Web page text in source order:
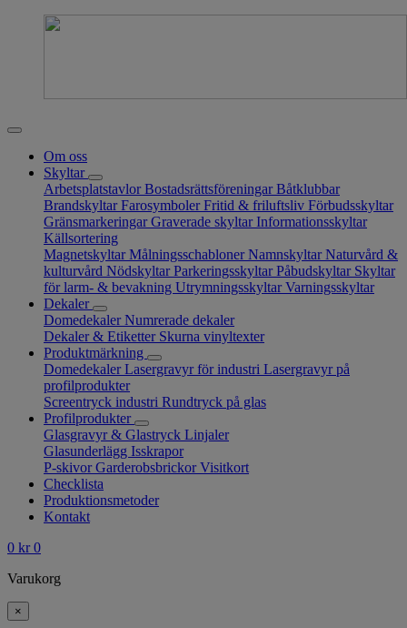
Om oss
Skyltar
Arbetsplatstavlor Bostadsrättsföreningar Båtklubbar
Brandskyltar Farosymboler Fritid & friluftsliv Förbudsskyltar
Gränsmarkeringar Graverade skyltar Informationsskyltar
Källsortering
Magnetskyltar Målningsschabloner Namnskyltar Naturvård &
kulturvård Nödskyltar Parkeringsskyltar Påbudskyltar Skyltar
för larm- & bevakning Utrymningsskyltar Varningsskyltar
Dekaler
Domedekaler Numrerade dekaler
Dekaler & Etiketter Skurna vinyltexter
Produktmärkning
Domedekaler Lasergravyr för industri Lasergravyr på
profilprodukter
Screentryck industri Rundtryck på glas
Profilprodukter
Glasgravyr & Glastryck Linjaler
Glasunderlägg Isskrapor
P-skivor Garderobsbrickor Visitkort
Checklista
Produktionsmetoder
Kontakt
0 kr 0
Varukorg
×